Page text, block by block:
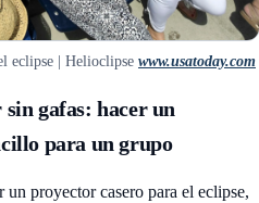
eclipse | Helioclipse www.usatoday.com
gafas: hacer un
para un grupo
proyector casero para el eclipse,